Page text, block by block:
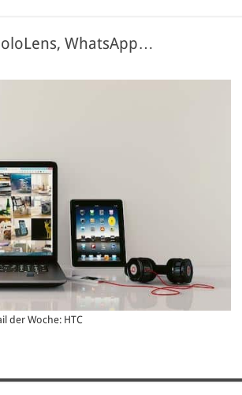
WhatsApp…
der Woche: HTC